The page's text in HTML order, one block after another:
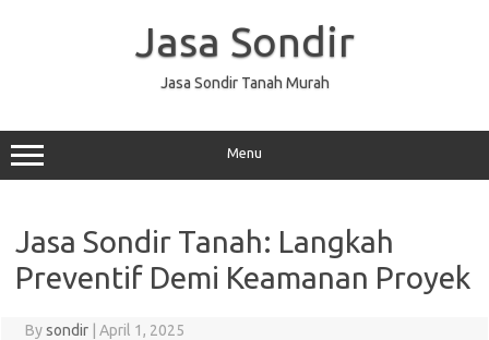
Jasa Sondir
Jasa Sondir Tanah Murah
Menu
Jasa Sondir Tanah: Langkah
Preventif Demi Keamanan Proyek
Bysondir April 1, 2025